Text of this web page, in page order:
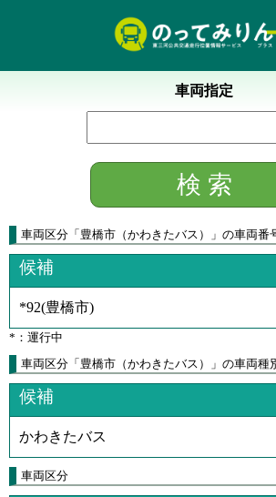
車両指定
車両区分 「 豊橋市（かわきたバス） 」 の車両番
候補
*92(豊橋市)
*：運行中
車両区分「豊橋市（かわきたバス）」の車両種
候補
かわきたバス
車両区分